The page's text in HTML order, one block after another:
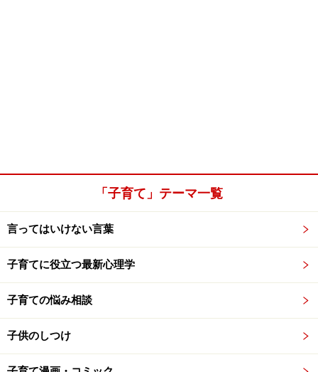
「子育て」テーマ一覧
言ってはいけない言葉
子育てに役立つ最新心理学
子育ての悩み相談
子供のしつけ